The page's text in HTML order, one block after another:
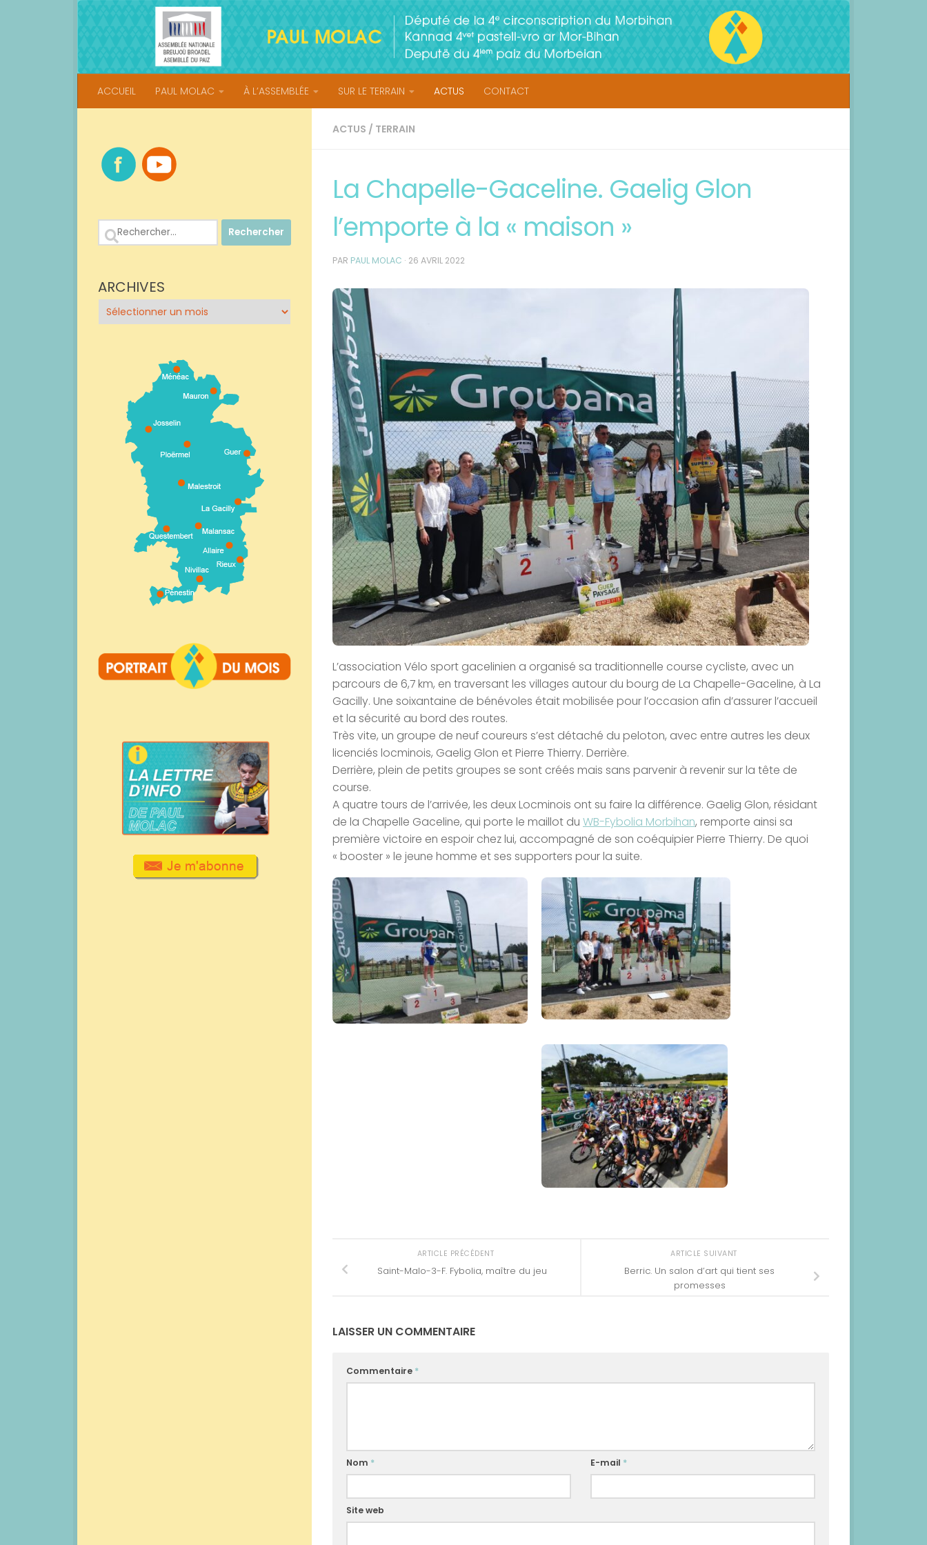
Skip to content
ACCUEIL PAUL MOLAC À L’ASSEMBLÉE SUR LE TERRAIN ACTUS CONTACT
ACTUS / TERRAIN
La Chapelle-Gaceline. Gaelig Glon
l’emporte à la « maison »
PAR PAUL MOLAC · 26 AVRIL 2022
L’association Vélo sport gacelinien a organisé sa traditionnelle course cycliste, avec un
parcours de 6,7 km, en traversant les villages autour du bourg de La Chapelle-Gaceline, à La
Gacilly. Une soixantaine de bénévoles était mobilisée pour l’occasion afin d’assurer l’accueil
et la sécurité au bord des routes.
Très vite, un groupe de neuf coureurs s’est détaché du peloton, avec entre autres les deux
licenciés locminois, Gaelig Glon et Pierre Thierry. Derrière.
Derrière, plein de petits groupes se sont créés mais sans parvenir à revenir sur la tête de
course.
A quatre tours de l’arrivée, les deux Locminois ont su faire la différence. Gaelig Glon, résidant
de la Chapelle Gaceline, qui porte le maillot du WB-Fybolia Morbihan, remporte ainsi sa
première victoire en espoir chez lui, accompagné de son coéquipier Pierre Thierry. De quoi
« booster » le jeune homme et ses supporters pour la suite.
ARTICLE SUIVANT
Berric. Un salon d’art qui tient ses
promesses
ARTICLE PRÉCÉDENT
Saint-Malo-3-F. Fybolia, maître du jeu
LAISSER UN COMMENTAIRE
Commentaire *
Nom * E-mail *
Site web
Rechercher :
ARCHIVES
Archives